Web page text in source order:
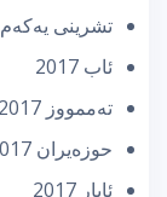
تشرینی یه‌كه‌م 2017
ئاب 2017
تەممووز 2017
حوزه‌یران 2017
ئایار 2017